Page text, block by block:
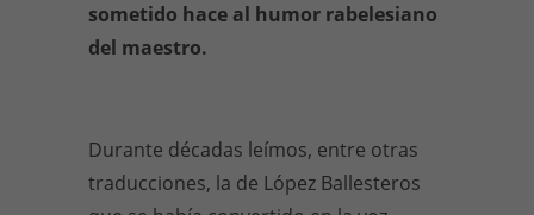
sometido hace al humor rabelesiano
del maestro.
Durante décadas leímos, entre otras
traducciones, la de López Ballesteros